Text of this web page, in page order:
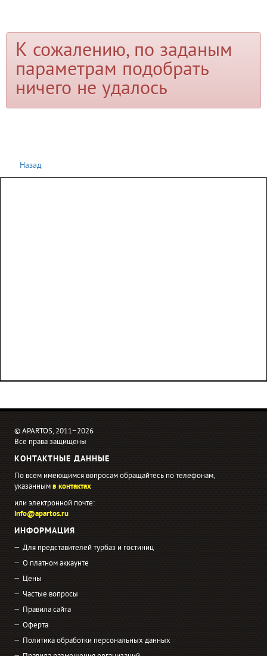
К сожалению, по заданым
параметрам подобрать
ничего не удалось
Назад
© APARTOS, 2011−2026
Все права защищены
КОНТАКТНЫЕ ДАННЫЕ
По всем имеющимся вопросам обращайтесь по телефонам,
указаннымв контактах
или электронной почте:
info@apartos.ru
ИНФОРМАЦИЯ
Для представителей турбаз и гостиниц
О платном аккаунте
Цены
Частые вопросы
Правила сайта
Оферта
Политика обработки персональных данных